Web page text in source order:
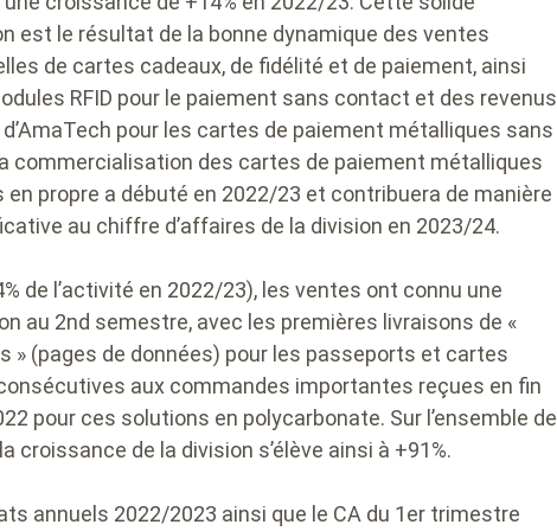
est le résultat de la bonne dynamique des ventes
de cartes cadeaux, de fidélité et de paiement, ainsi
RFID pour le paiement sans contact et des revenus
pour les cartes de paiement métalliques sans
commercialisation des cartes de paiement métalliques
en propre a débuté en 2022/23 et contribuera de manière
au chiffre d’affaires de la division en 2023/24.
de l’activité en 2022/23), les ventes ont connu une
au 2nd semestre, avec les premières livraisons de «
» (pages de données) pour les passeports et cartes
aux commandes importantes reçues en fin
pour ces solutions en polycarbonate. Sur l’ensemble de
croissance de la division s’élève ainsi à +91%.
annuels 2022/2023 ainsi que le CA du 1er trimestre